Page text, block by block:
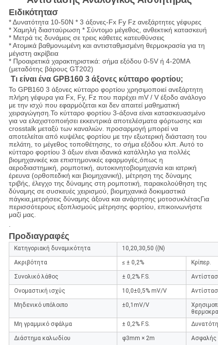
Ειδικότητασ
* Δυνατότητα 10-50N * 3 άξονες-Fx Fy Fz ανεξάρτητες γέφυρες
* Χαμηλή διασταύρωση * Σύντομο μέγεθος, ανθεκτική κατασκευή
* Μετρά τις δυνάμεις σε τρεις κάθετες κατευθύνσεις
* Ατομικά βαθμονωμένη και αντισταθμισμένη θερμοκρασία για τη
μέγιστη ακρίβεια
* Προαιρετικά χαρακτηριστικά: σήμα εξόδου 0-5V ή 4-20MA
(μεταδότης βάρους GT202)
Τι είναι ένα GPB160 3 άξονες κύτταρο φορτίου;
Το GPB160 3 άξονες κύτταρο φορτίου χρησιμοποιεί ανεξάρτητη
πλήρη γέφυρα για Fx, Fy, Fz που παρέχει mV / V έξοδο ανάλογο
με την ισχύ που εφαρμόζεται και δεν απαιτεί μαθηματική
χειραγώγηση.Το κύτταρο φορτίου 3-άξονα είναι κατασκευασμένο
για να ελαχιστοποιήσει εκκεντρικά αποτελέσματα φόρτωσης και
crosstalk μεταξύ των καναλιών. προσαρμογή μπορεί να
αποτελείται από κυψέλες φορτίου με την εξωτερική διάσταση του
πελάτη, το μέγεθος τοποθέτησης, το σήμα εξόδου κλπ. Αυτό το
κύτταρο φορτίου 3 άξων είναι ιδανικά κατάλληλο για πολλές
βιομηχανικές και επιστημονικές εφαρμογές,όπως η
αεροδιαστημική, ρομποτική, αυτοκινητοβιομηχανία και ιατρική
έρευνα (ορθοπεδική και βιομηχανική), μέτρηση της δύναμης
τριβής, έλεγχο της δύναμης στη ρομποτική, παρακολούθηση της
δύναμης σε συσκευές χειρισμού, βιομηχανικά δοκιμαστικά
πάγκια,μετρήσεις δύναμης άξονα και ανάρτησης μοτοσυκλέταςΓια
περισσότερους εξοπλισμούς μέτρησης φορτίου, επικοινωνήστε
μαζί μας.
.
Προδιαγραφές
Κατηγοριακή δυναμικότητα 10,20,30,50 ((N)
Ακριβότητα ≤ ± 0,2% Κρίπερ.
Συνολικό λάθος ± 0,2% F.S.
Ονομαστική ισχύς 10,0±0,5% mV/V
Μηδενικό υπόλοιπο ±0,1mV/V
Μη γραμμικό σφάλμα
± 0,2% F.S.
Διάστημα καλωδίου φ3mm × 2m Ασφαλής